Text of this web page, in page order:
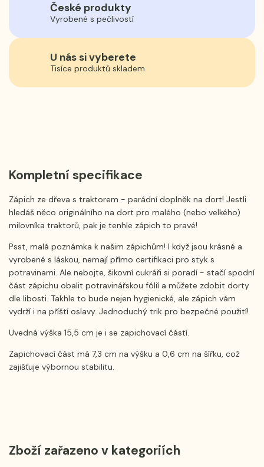
České produkty
Vyrobené s pečlivostí
U nás si vyberete
Tisíce produktů skladem
Kompletní specifikace
Zápich ze dřeva s traktorem - parádní doplněk na dort! Jestli
hledáš něco originálního na dort pro malého (nebo velkého)
milovníka traktorů, pak je tenhle zápich to pravé!
Psst, malá poznámka k našim zápichům! I když jsou krásné a
vyrobené s láskou, nemají přímo certifikaci pro styk s
potravinami. Ale nebojte, šikovní cukráři si poradí - stačí spodní
část zápichu obalit potravinářskou fólií a můžete zdobit dorty
dle libosti. Takhle to bude nejen hygienické, ale zápich vám
vydrží i na příští oslavy. Jednoduchý trik pro bezpečné použití!
Uvedná výška 15,5 cm je i se zapichovací částí.
Zapichovací část má 7,3 cm na výšku a 0,6 cm na šířku, což
zajišťuje výbornou stabilitu.
Zboží zařazeno v kategoriích